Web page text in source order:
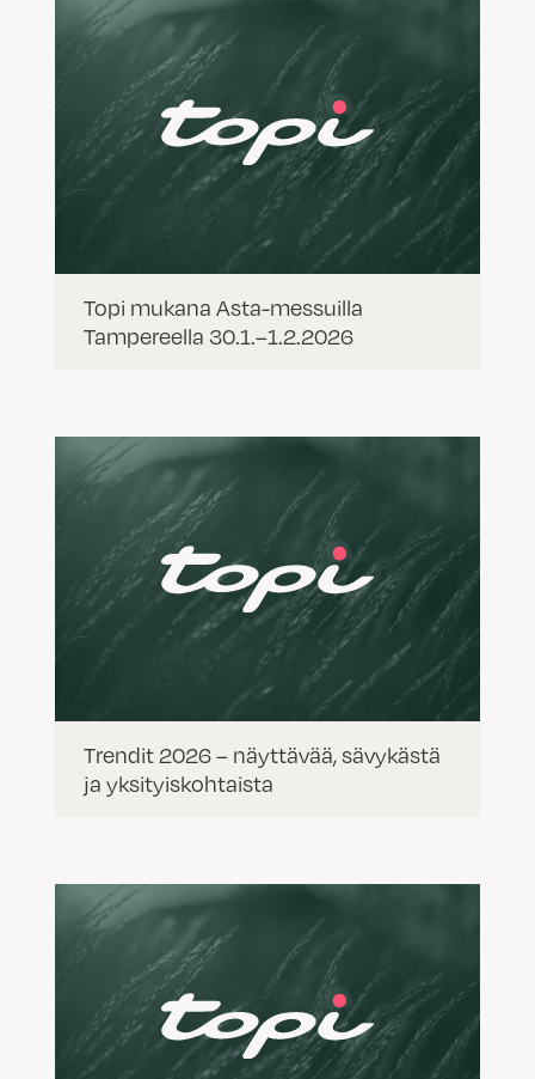
Topi mukana Asta-messuilla
Tampereella 30.1.–1.2.2026
Trendit 2026 – näyttävää, sävykästä
ja yksityiskohtaista